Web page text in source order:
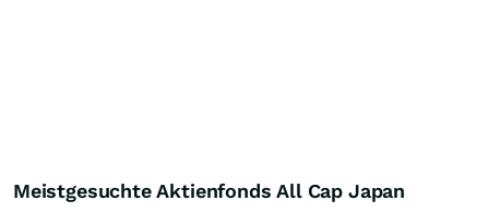
Meistgesuchte Aktienfonds All Cap Japan